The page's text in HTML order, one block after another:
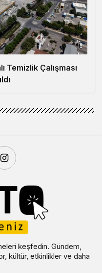
Temizlik Çalışması
keşfedin. Gündem,
kültür, etkinlikler ve daha